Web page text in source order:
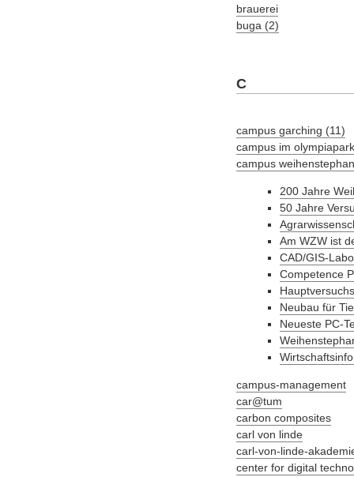
brauerei
buga (2)
C
campus garching (11)
campus im olympiapark
campus
200 Jahre
50 Jahre
Am WZW ist
CAD/GIS-
Competence
Neubau für
Neueste PC-
campus-management
car@tum
carbon composites
carl von linde
carl-von-linde-
center for digital